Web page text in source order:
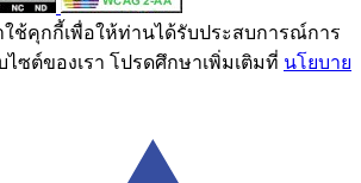
ใช้คุกกี้เพื่อให้ท่านได้รับประสบการณ์การ
ซต์ของเรา โปรดศึกษาเพิ่มเติมที่ นโยบาย